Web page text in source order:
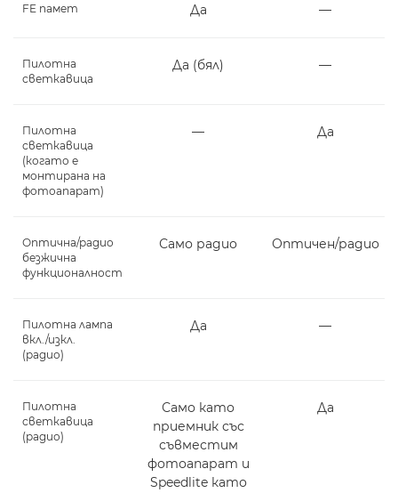
FE памет Да ―
Пилотна
светкавица
Да (бял) ―
Пилотна
светкавица
(когато е
монтирана на
фотоапарат)
― Да
Оптична/радио
безжична
функционалност
Само радио Оптичен/радио
Пилотна лампа
вкл./изкл.
(радио)
Да ―
Пилотна
светкавица
(радио)
Само като
приемник със
съвместим
фотоапарат и
Speedlite като
Да